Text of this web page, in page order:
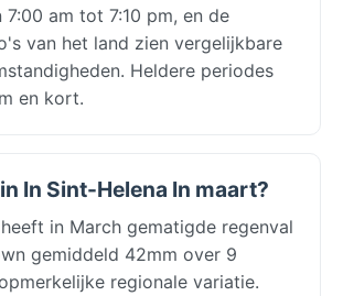
7:00 am tot 7:10 pm, en de
van het land zien vergelijkbare
Heldere periodes
en kort.
In Sint-Helena In maart?
in March gematigde regenval
gemiddeld 42mm over 9
regionale variatie.